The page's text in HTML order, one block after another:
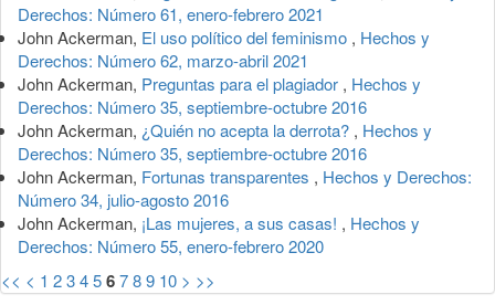
Derechos: Número 61, enero-febrero 2021
John Ackerman, El uso político del feminismo , Hechos y
Derechos: Número 62, marzo-abril 2021
John Ackerman, Preguntas para el plagiador , Hechos y
Derechos: Número 35, septiembre-octubre 2016
John Ackerman, ¿Quién no acepta la derrota? , Hechos y
Derechos: Número 35, septiembre-octubre 2016
John Ackerman, Fortunas transparentes , Hechos y Derechos:
Número 34, julio-agosto 2016
John Ackerman, ¡Las mujeres, a sus casas! , Hechos y
Derechos: Número 55, enero-febrero 2020
<< < 1 23456789 10 > >>